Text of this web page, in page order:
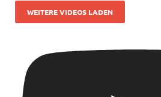
WEITERE VIDEOS LADEN